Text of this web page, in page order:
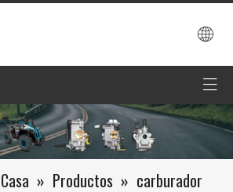
Casa » Productos » carburador